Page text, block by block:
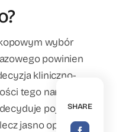
wybór
powinien
kliniczno-
tego narzędzia
pojedyncza
jasno opisana
SHARE